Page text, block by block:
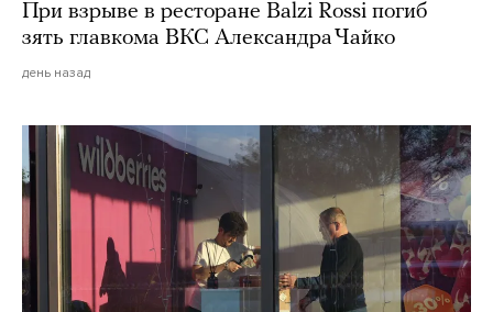
При взрыве в ресторане Balzi Rossi погиб
зять главкома ВКС Александра Чайко
день назад